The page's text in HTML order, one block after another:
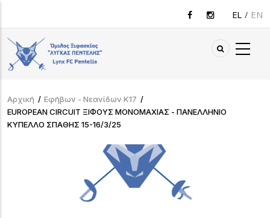
το
κυρίως
περιεχόμενο
EL EN
Breadcrumb
Αρχική / Εφήβων - Νεανίδων Κ17 /
EUROPEAN CIRCUIT ΞΙΦΟΥΣ ΜΟΝΟΜΑΧΙΑΣ - ΠΑΝΕΛΛΗΝΙΟ
ΚΥΠΕΛΛΟ ΣΠΑΘΗΣ 15-16/3/25